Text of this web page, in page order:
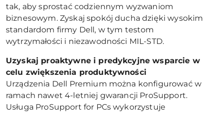
tak, aby sprostać codziennym wyzwaniom
biznesowym. Zyskaj spokój ducha dzięki wysokim
standardom firmy Dell, w tym testom
wytrzymałości i niezawodności MIL-STD.
Uzyskaj proaktywne i predykcyjne wsparcie w
celu zwiększenia produktywności
Urządzenia Dell Premium można konfigurować w
ramach nawet 4-letniej gwarancji ProSupport.
Usługa ProSupport for PCs wykorzystuje